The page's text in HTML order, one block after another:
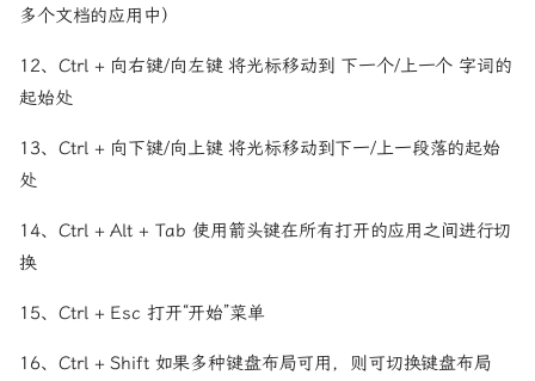
多个文档的应用中）
12、Ctrl + 向右键/向左键 将光标移动到 下一个/上一个 字词的
起始处
13、Ctrl + 向下键/向上键 将光标移动到下一/上一段落的起始
处
14、Ctrl + Alt + Tab 使用箭头键在所有打开的应用之间进行切
换
15、Ctrl + Esc 打开“开始”菜单
16、Ctrl + Shift 如果多种键盘布局可用，则可切换键盘布局